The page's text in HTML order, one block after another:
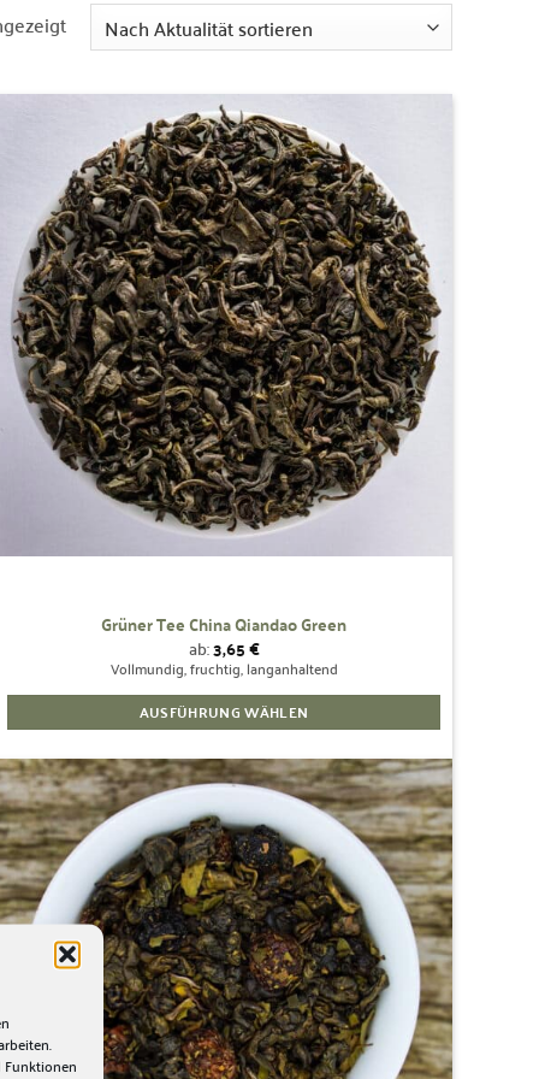
Nach
Aktualität
Wunschliste
hinzufügen
Grüner Tee China Qiandao Green
ab:3,65€
Vollmundig, fruchtig, langanhaltend
AUSFÜHRUNG WÄHLEN
Produkt
weist
mehrere
Varianten
auf.
Die
Optionen
können
auf
der
Produktseite
Zur
Wunschliste
hinzufügen